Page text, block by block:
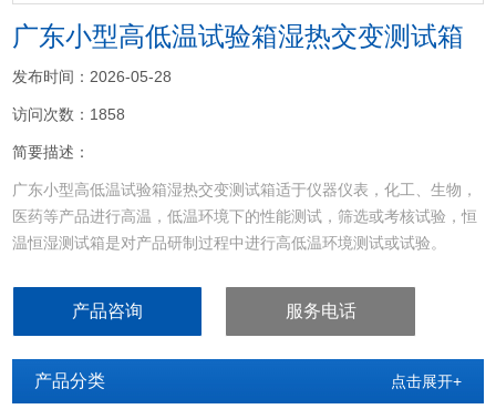
广东小型高低温试验箱湿热交变测试箱
发布时间：2026-05-28
访问次数：1858
简要描述：
广东小型高低温试验箱湿热交变测试箱适于仪器仪表，化工、生物，
医药等产品进行高温，低温环境下的性能测试，筛选或考核试验，恒
温恒湿测试箱是对产品研制过程中进行高低温环境测试或试验。
产品咨询 服务电话
产品分类 点击展开+